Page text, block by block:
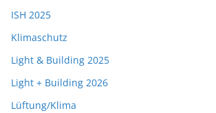
ISH 2025
Klimaschutz
Light & Building 2025
Light + Building 2026
Lüftung/Klima